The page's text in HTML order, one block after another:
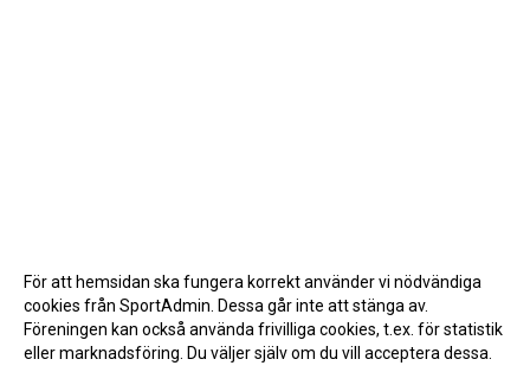
För att hemsidan ska fungera korrekt använder vi nödvändiga
cookies från SportAdmin. Dessa går inte att stänga av.
Föreningen kan också använda frivilliga cookies, t.ex. för statistik
eller marknadsföring. Du väljer själv om du vill acceptera dessa.